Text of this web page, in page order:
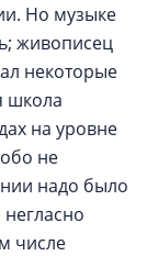
Но музыке
живописец
некоторые
школа
на уровне
не
надо было
числе